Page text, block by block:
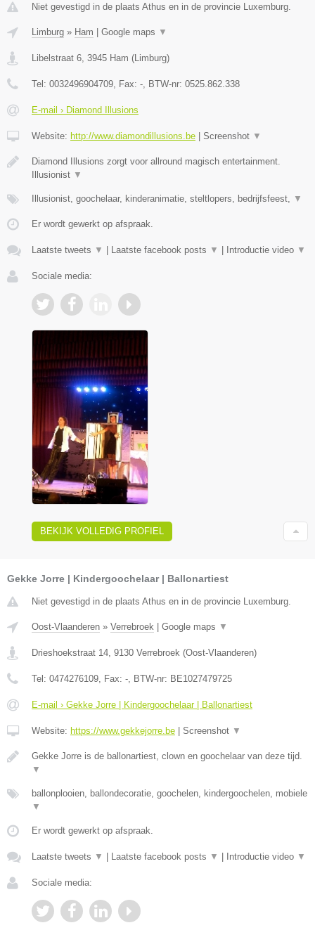
Niet gevestigd in de plaats Athus en in de provincie Luxemburg.
Limburg » Ham Google maps ▼
Libelstraat 6 3945 Ham ( Limburg)
Tel: 0032496904709 , Fax: - , BTW-nr: 0525.862.338
E-mail › Diamond Illusions
Website: http://www.diamondillusions.be Screenshot ▼
Diamond Illusions zorgt voor allround magisch entertainment.
Illusionist ▼
Illusionist, goochelaar, kinderanimatie, steltlopers, bedrijfsfeest, ▼
Er wordt gewerkt op afspraak.
Laatste tweets ▼ Laatste facebook posts ▼ Introductie video ▼
Sociale media:
BEKIJK VOLLEDIG PROFIEL
Gekke Jorre | Kindergoochelaar | Ballonartiest
Niet gevestigd in de plaats Athus en in de provincie Luxemburg.
Oost-Vlaanderen » Verrebroek Google maps ▼
Drieshoekstraat 14 9130 Verrebroek (Oost-Vlaanderen)
Tel: 0474276109 , Fax: - , BTW-nr: BE1027479725
E-mail › Gekke Jorre | Kindergoochelaar | Ballonartiest
Website: https://www.gekkejorre.be Screenshot ▼
Gekke Jorre is de ballonartiest, clown en goochelaar van deze tijd.
▼
ballonplooien, ballondecoratie, goochelen, kindergoochelen, mobiele
▼
Er wordt gewerkt op afspraak.
Laatste tweets ▼ Laatste facebook posts ▼ Introductie video ▼
Sociale media: